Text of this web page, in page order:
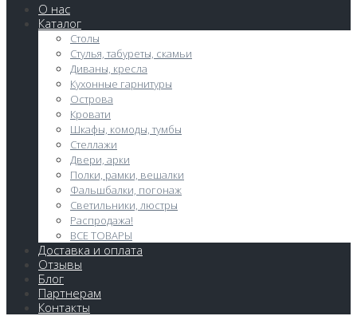
О нас
Каталог
Столы
Стулья, табуреты, скамьи
Диваны, кресла
Кухонные гарнитуры
Острова
Кровати
Шкафы, комоды, тумбы
Стеллажи
Двери, арки
Полки, рамки, вешалки
Фальшбалки, погонаж
Светильники, люстры
Распродажа!
ВСЕ ТОВАРЫ
Доставка и оплата
Отзывы
Блог
Партнерам
Контакты